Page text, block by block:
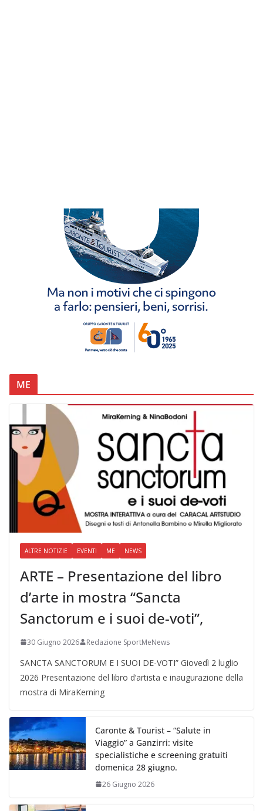
ME
ALTRE NOTIZIE EVENTI ME NEWS
ARTE – Presentazione del libro
d’arte in mostra “Sancta
Sanctorum e i suoi de-voti”,
30 Giugno 2026 Redazione SportMeNews
SANCTA SANCTORUM E I SUOI DE-VOTI” Giovedì 2 luglio
2026 Presentazione del libro d’artista e inaugurazione della
mostra di MiraKerning
Caronte & Tourist – “Salute in
Viaggio” a Ganzirri: visite
specialistiche e screening gratuiti
domenica 28 giugno.
26 Giugno 2026